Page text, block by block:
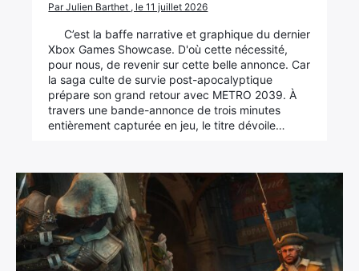
Par Julien Barthet , le 11 juillet 2026
C’est la baffe narrative et graphique du dernier
Xbox Games Showcase. D'où cette nécessité,
pour nous, de revenir sur cette belle annonce. Car
la saga culte de survie post-apocalyptique
prépare son grand retour avec METRO 2039. À
travers une bande-annonce de trois minutes
entièrement capturée en jeu, le titre dévoile…